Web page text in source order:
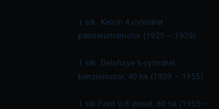
1 stk. Kelvin 4-cylindret
petroleumsmotor (1925 – 1939)
1 stk. Delahaye 6-cylindret
benzinmotor, 40 hk (1939 – 1955)
1 stk.Ford V-8 diesel, 60 hk (1955 –